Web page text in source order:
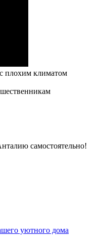
плохим климатом
самостоятельно!